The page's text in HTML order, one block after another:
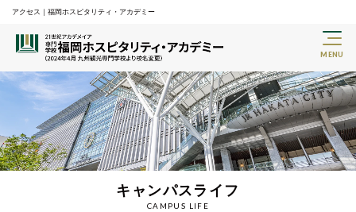
アクセス｜福岡ホスピタリティ・アカデミー
キャンパスライフ
CAMPUS LIFE